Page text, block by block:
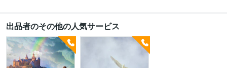
出品者のその他の人気サービス